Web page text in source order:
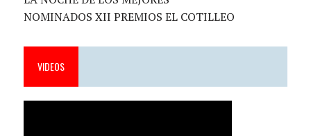
NOMINADOS XII PREMIOS EL COTILLEO
VIDEOS